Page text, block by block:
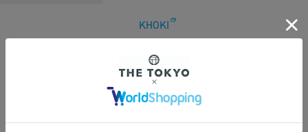
KHOKI
￥16,500税込
150ポイント付与
SOLD OUT